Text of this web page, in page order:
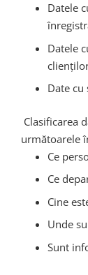
Datele
Datele
Date
Clasificarea
următoarele
Ce
Ce
Cine
Unde
Sunt